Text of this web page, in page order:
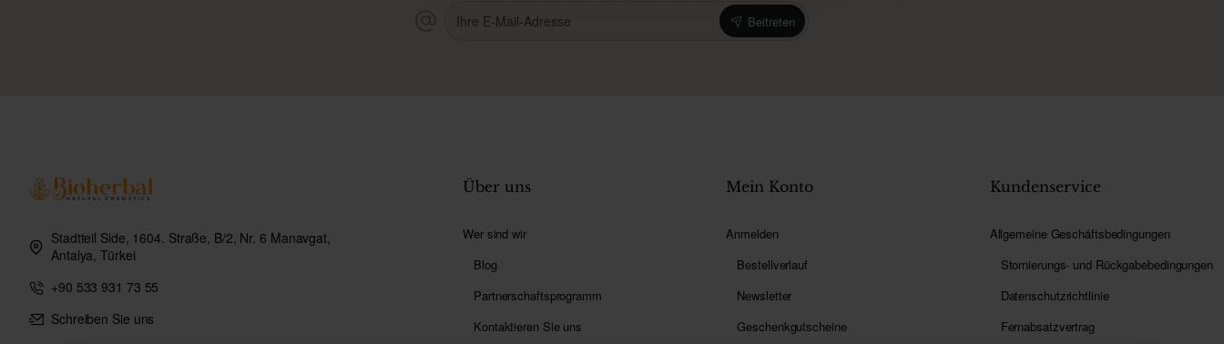
Beitreten
Stadtteil Side, 1604. Straße, B/2, Nr. 6 Manavgat,
Antalya, Türkei
+90 533 931 73 55
Schreiben Sie uns
Über uns
Wer sind wir
Blog
Partnerschaftsprogramm
Kontaktieren Sie uns
Mein Konto
Anmelden
Bestellverlauf
Newsletter
Geschenkgutscheine
Kundenservice
Allgemeine Geschäftsbedingungen
Stornierungs- und Rückgabebedingungen
Datenschutzrichtlinie
Fernabsatzvertrag